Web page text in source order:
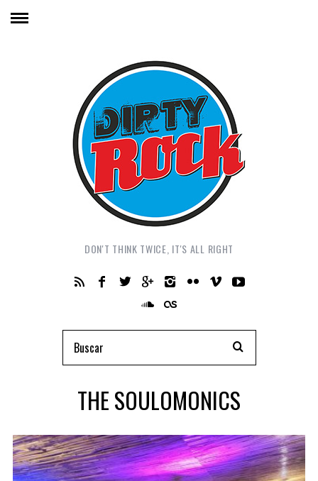
DON'T THINK TWICE, IT'S ALL RIGHT
THE SOULOMONICS